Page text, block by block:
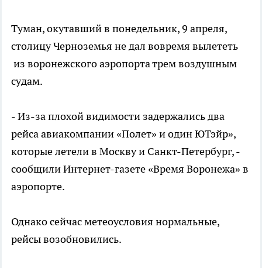
Туман, окутавший в понедельник, 9 апреля,
столицу Черноземья не дал вовремя вылететь
из воронежского аэропорта трем воздушным
судам.
- Из-за плохой видимости задержались два
рейса авиакомпании «Полет» и один ЮТэйр»,
которые летели в Москву и Санкт-Петербург, -
сообщили Интернет-газете «Время Воронежа» в
аэропорте.
Однако сейчас метеоусловия нормальные,
рейсы возобновились.